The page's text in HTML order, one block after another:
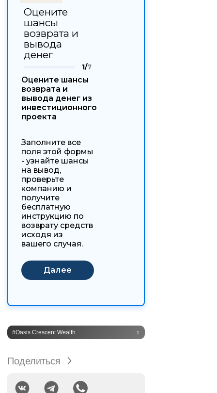
Оцените
шансы
возврата и
вывода
денег
1/7
Оцените шансы
возврата и
вывода денег из
инвестиционного
проекта
Заполните все
поля этой формы
- узнайте шансы
на вывод,
проверьте
компанию и
получите
бесплатную
инструкцию по
возврату средств
исходя из
вашего случая.
#Oasis Crescent Wealth 1
Поделиться